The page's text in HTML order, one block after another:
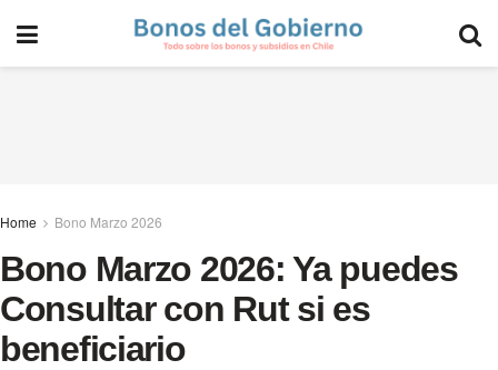
Home Bono Marzo 2026
Bono Marzo 2026: Ya puedes
Consultar con Rut si es
beneficiario